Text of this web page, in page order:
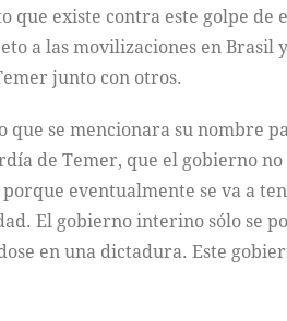
que existe contra este golpe
a las movilizaciones en Brasil
junto con otros.
que se mencionara su nombre
de Temer, que el gobierno
eventualmente se va a
El gobierno interino sólo se
en una dictadura. Este